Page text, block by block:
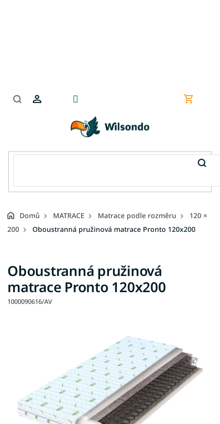
Nákupní
Domů MATRACE Matrace podle rozměru
120 ×
200
Oboustranná pružinová matrace Pronto 120x200
Oboustranná pružinová
matrace Pronto 120x200
1000090616/AV